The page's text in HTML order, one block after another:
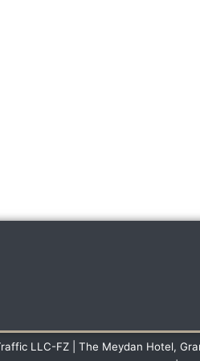
LLC-FZ | The Meydan Hotel,